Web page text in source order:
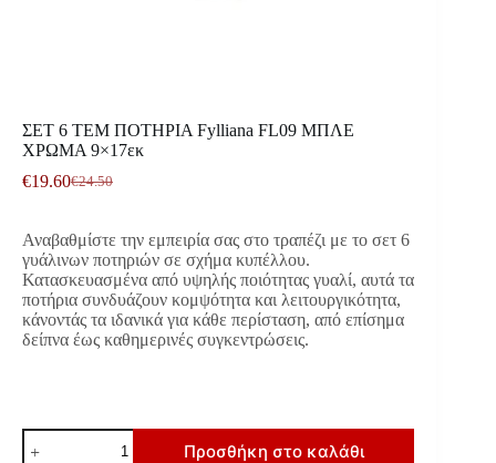
ΣΕΤ 6 ΤΕΜ ΠΟΤΗΡΙΑ Fylliana FL09 ΜΠΛΕ
ΧΡΩΜΑ 9×17εκ
€24.50
Original
was:
€24.50.
€19.60Η
τιμή
είναι:
€19.60.
Αναβαθμίστε την εμπειρία σας στο τραπέζι με το σετ 6
γυάλινων ποτηριών σε σχήμα κυπέλλου.
Κατασκευασμένα από υψηλής ποιότητας γυαλί, αυτά τα
ποτήρια συνδυάζουν κομψότητα και λειτουργικότητα,
κάνοντάς τα ιδανικά για κάθε περίσταση, από επίσημα
δείπνα έως καθημερινές συγκεντρώσεις.
ΣΕΤ
Προσθήκη στο καλάθι